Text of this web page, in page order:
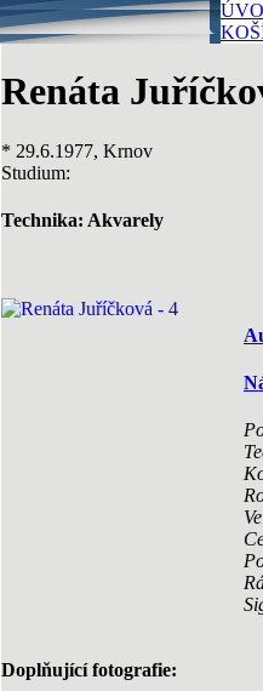
Renáta
* 29.6.1977, Krnov
Studium:
Technika: Akvarely
Doplňující fotografie: